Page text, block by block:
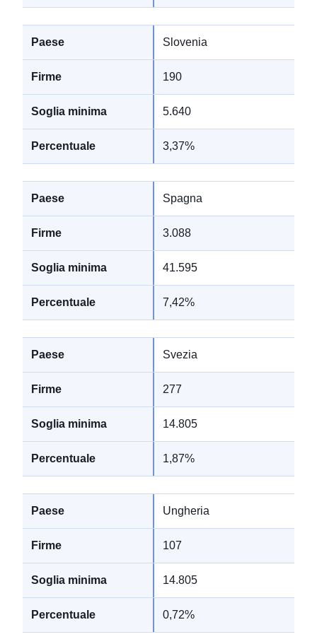
Slovenia
190
5.640
3,37%
Spagna
3.088
41.595
7,42%
Svezia
277
14.805
1,87%
Ungheria
107
14.805
0,72%